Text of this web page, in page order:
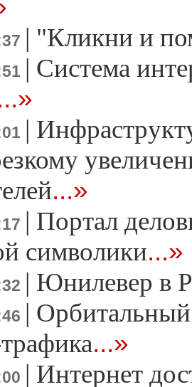
| "Кликни и
| Система
|
...»
| Портал
символики...»
| Юнилевер в
| Орбитальный
...»
| Интернет